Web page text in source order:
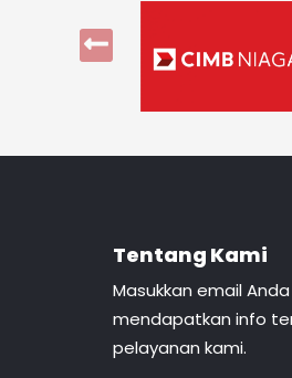
Tentang Kami
Masukkan email
mendapatkan info
pelayanan kami.